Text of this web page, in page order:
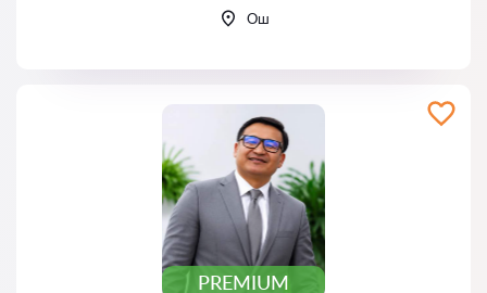
Ош
PREMIUM